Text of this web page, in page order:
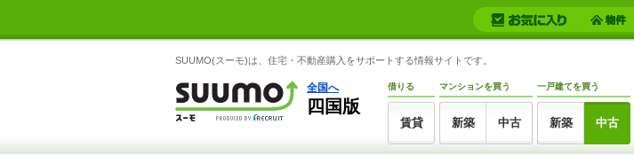
SUUMO(スーモ)は、住宅・不動産購入をサポートする情報サイトです。
全国へ
四国版
借りる
賃貸
マンションを買う
新築 中古
一戸建てを買う
新築 中古